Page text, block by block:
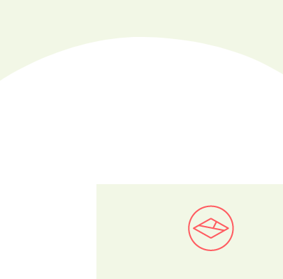
Bekijk in onze kaartviewer